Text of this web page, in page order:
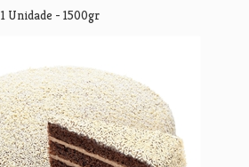
1 Unidade - 1500gr